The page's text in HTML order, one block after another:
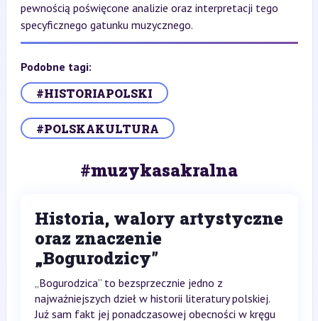
pewnością poświęcone analizie oraz interpretacji tego
specyficznego gatunku muzycznego.
Podobne tagi:
#HISTORIAPOLSKI
#POLSKAKULTURA
#muzykasakralna
Historia, walory artystyczne
oraz znaczenie
„Bogurodzicy”
„Bogurodzica” to bezsprzecznie jedno z
najważniejszych dzieł w historii literatury polskiej.
Już sam fakt jej ponadczasowej obecności w kręgu